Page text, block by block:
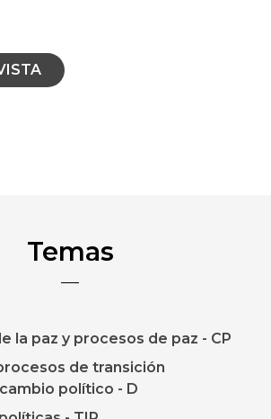
Temas
la paz y procesos de paz - CP
de transición
político - D